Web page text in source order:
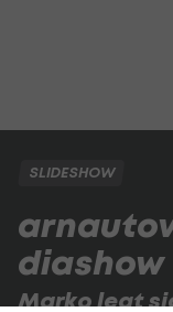
SLIDESHOW
diashow
Marko legt